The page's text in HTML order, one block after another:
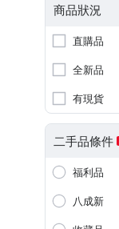
商品狀況
直購品
全新品
有現貨
二手品條件
福利品
八成新